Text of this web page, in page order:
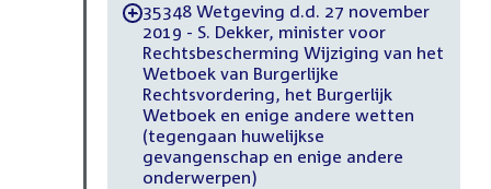
-35348 Wetgeving d.d. 27 november
2019 - S. Dekker, minister voor
Rechtsbescherming Wijziging van het
Wetboek van Burgerlijke
Rechtsvordering, het Burgerlijk
Wetboek en enige andere wetten
(tegengaan huwelijkse
gevangenschap en enige andere
onderwerpen)